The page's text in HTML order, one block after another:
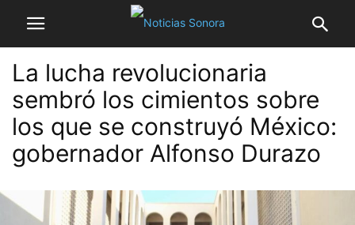
La lucha revolucionaria
sembró los cimientos sobre
los que se construyó México:
gobernador Alfonso Durazo